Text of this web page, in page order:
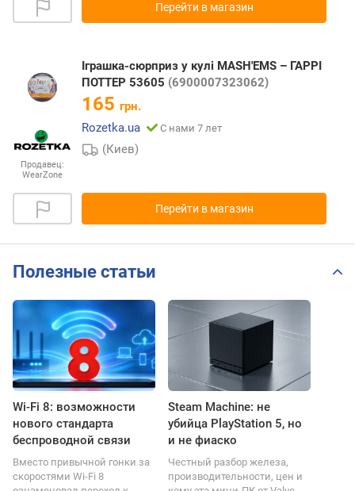
Перейти в магазин
Продавец:
WearZone
Іграшка-сюрприз у кулі MASH'EMS – ГАРРІ
ПОТТЕР 53605 (6900007323062)
165 грн.
Rozetka.ua
С нами 7 лет
(Киев)
Перейти в магазин
Полезные статьи
Wi-Fi 8: возможности
нового стандарта
беспроводной связи
Вместо привычной гонки за
скоростями Wi-Fi 8
Steam Machine: не
убийца PlayStation 5, но
и не фиаско
Честный разбор железа,
производительности, цен и